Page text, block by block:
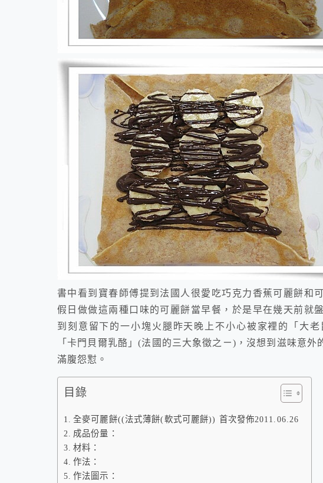
書中看到寶春師傅提到法國人很愛吃巧克力香蕉可麗餅和
假日做做這兩種口味的可麗餅當早餐，於是早在幾天前就
到刻意留下的一小塊火腿昨天晚上不小心被家裡的「大
「卡門貝爾乳酪」(法國的三大象徵之ㄧ)，沒想到滋味意
滿腹怨懟。
目錄
全麥可麗餅((法式薄餅(軟式可麗餅)) 首次發佈2011.06.26
成品份量：
材料：
作法：
作法圖示：